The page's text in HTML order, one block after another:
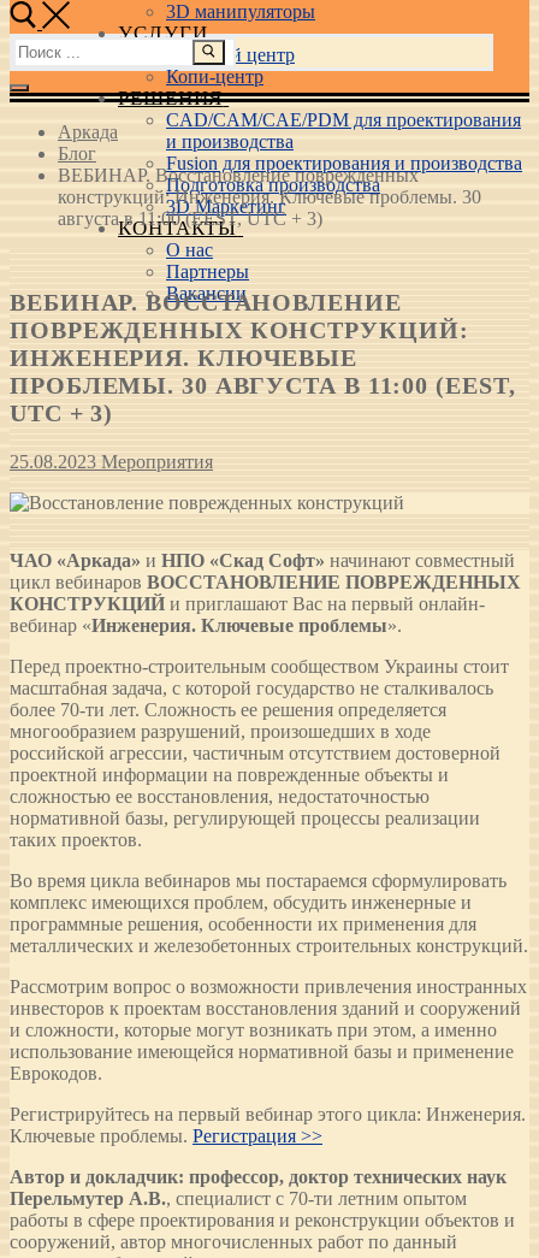
3D манипуляторы
УСЛУГИ
Учебный центр
Копи-центр
РЕШЕНИЯ
CAD/CAM/CAE/PDM для проектирования
и производства
Fusion для проектирования и производства
Подготовка производства
3D Маркетинг
КОНТАКТЫ
О нас
Партнеры
Вакансии
Найти:
Аркада
Блог
ВЕБИНАР. Восстановление поврежденных
конструкций: Инженерия. Ключевые проблемы. 30
августа в 11:00 (EEST, UTC + 3)
ВЕБИНАР. ВОССТАНОВЛЕНИЕ
ПОВРЕЖДЕННЫХ КОНСТРУКЦИЙ:
ИНЖЕНЕРИЯ. КЛЮЧЕВЫЕ
ПРОБЛЕМЫ. 30 АВГУСТА В 11:00 (EEST,
UTC + 3)
25.08.2023 Мероприятия
ЧАО «Аркада» и НПО «Скад Софт» начинают совместный
цикл вебинаров ВОССТАНОВЛЕНИЕ ПОВРЕЖДЕННЫХ
КОНСТРУКЦИЙ и приглашают Вас на первый онлайн-
вебинар «Инженерия. Ключевые проблемы».
Перед проектно-строительным сообществом Украины стоит
масштабная задача, с которой государство не сталкивалось
более 70-ти лет. Сложность ее решения определяется
многообразием разрушений, произошедших в ходе
российской агрессии, частичным отсутствием достоверной
проектной информации на поврежденные объекты и
сложностью ее восстановления, недостаточностью
нормативной базы, регулирующей процессы реализации
таких проектов.
Во время цикла вебинаров мы постараемся сформулировать
комплекс имеющихся проблем, обсудить инженерные и
программные решения, особенности их применения для
металлических и железобетонных строительных конструкций.
Рассмотрим вопрос о возможности привлечения иностранных
инвесторов к проектам восстановления зданий и сооружений
и сложности, которые могут возникать при этом, а именно
использование имеющейся нормативной базы и применение
Еврокодов.
Регистрируйтесь на первый вебинар этого цикла: Инженерия.
Ключевые проблемы. Регистрация >>
Автор и докладчик: профессор, доктор технических наук
Перельмутер А.В., специалист с 70-ти летним опытом
работы в сфере проектирования и реконструкции объектов и
сооружений, автор многочисленных работ по данный